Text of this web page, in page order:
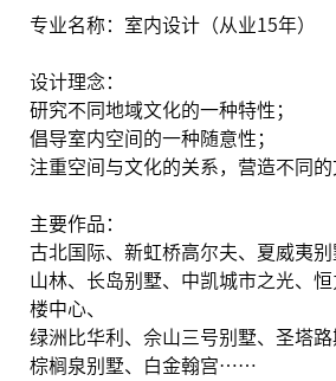
专业名称：室内设计（从业15年）
设计理念：
研究不同地域文化的一种特性；
倡导室内空间的一种随意性；
注重空间与文化的关系，营造不同的
主要作品：
古北国际、新虹桥高尔夫、夏威夷
山林、长岛别墅、中凯城市之光、
楼中心、
绿洲比华利、佘山三号别墅、圣塔路
棕榈泉别墅、白金翰宫……